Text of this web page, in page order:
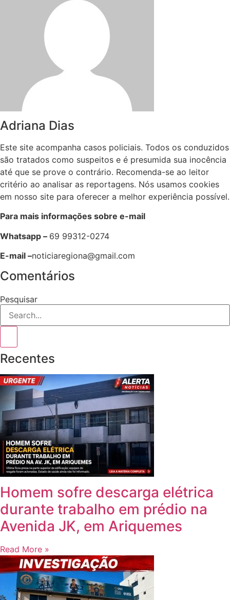
Adriana Dias
Este site acompanha casos policiais. Todos os conduzidos
são tratados como suspeitos e é presumida sua inocência
até que se prove o contrário. Recomenda-se ao leitor
critério ao analisar as reportagens. Nós usamos cookies
em nosso site para oferecer a melhor experiência possível.
Para mais informações sobre e-mail
Whatsapp – 69 99312-0274
E-mail –noticiaregiona@gmail.com
Comentários
Pesquisar
Recentes
Homem sofre descarga elétrica
durante trabalho em prédio na
Avenida JK, em Ariquemes
Read More »